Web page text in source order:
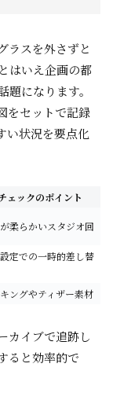
ラスを外さずと
はいえ企画の都
になります。
をセットで記録
い状況を要点化
ェックのポイント
柔らかいスタジオ回
定での一時的差し替
ングやティザー素材
カイブで追跡し
ると効率的で